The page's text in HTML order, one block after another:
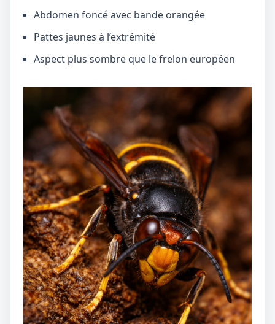
Abdomen foncé avec bande orangée
Pattes jaunes à l’extrémité
Aspect plus sombre que le frelon européen